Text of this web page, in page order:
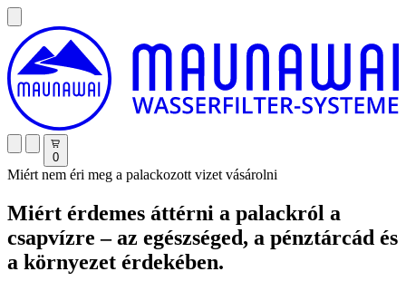
0
Miért nem éri meg a palackozott vizet vásárolni
Miért érdemes áttérni a palackról a
csapvízre – az egészséged, a pénztárcád és
a környezet érdekében.